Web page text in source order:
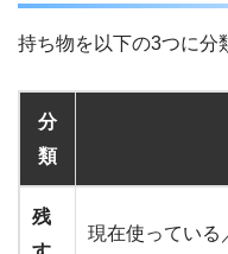
持ち物を以下の3つに分
分
類
残
現在使っている